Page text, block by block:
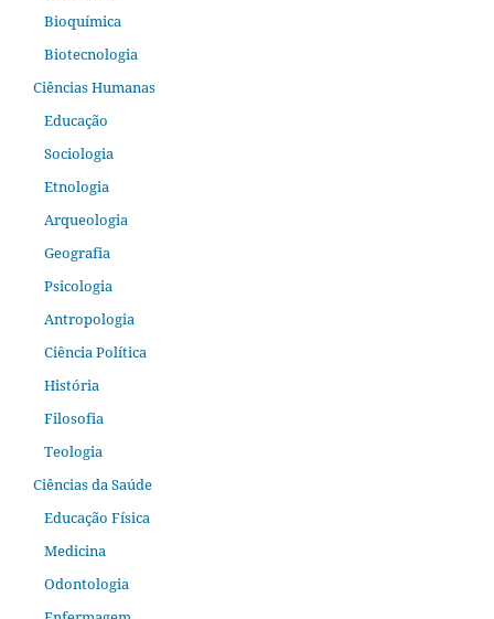
Bioquímica
Biotecnologia
Ciências Humanas
Educação
Sociologia
Etnologia
Arqueologia
Geografia
Psicologia
Antropologia
Ciência Política
História
Filosofia
Teologia
Ciências da Saúde
Educação Física
Medicina
Odontologia